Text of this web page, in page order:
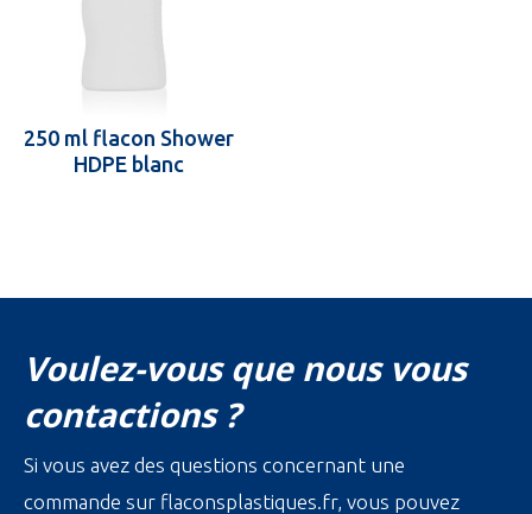
250 ml flacon Shower
HDPE blanc
Voulez-vous que nous vous
contactions ?
Si vous avez des questions concernant une
commande sur flaconsplastiques.fr, vous pouvez